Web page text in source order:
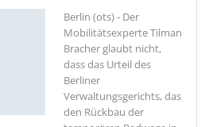
Berlin (ots) - Der
Mobilitätsexperte Tilman
Bracher glaubt nicht,
dass das Urteil des
Berliner
Verwaltungsgerichts, das
den Rückbau der